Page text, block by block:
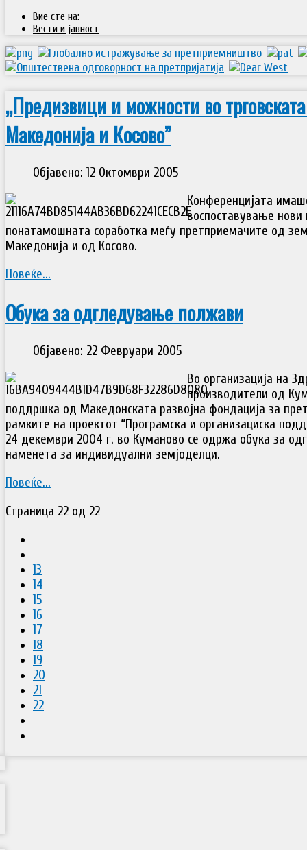
Вие сте на:
Вести и јавност
„Предизвици и можности во
Македонија и Косово”
Објавено: 12 Октомври 2005
Конференцијата
воспоставување нови
понатамошната соработка меѓу претприемачите од
Македонија и од Косово.
Повеќе...
Обука за одгледување полжави
Објавено: 22 Февруари 2005
Во организација на
производители од
поддршка од Македонската развојна фондација за
рамките на проектот “Програмска и организациска
24 декември 2004 г. во Куманово се одржа обука за
наменета за индивидуални земјоделци.
Повеќе...
Страница 22 од 22
13
14
15
16
17
18
19
20
21
22